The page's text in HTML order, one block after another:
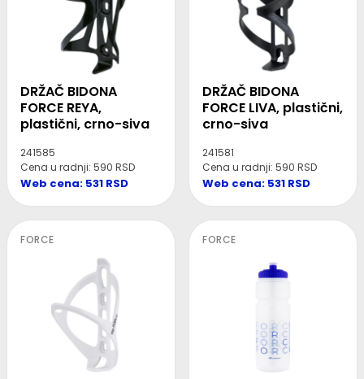
DRŽAČ BIDONA
FORCE REYA,
plastični, crno-siva
241585
Cena u radnji: 590 RSD
Web cena: 531 RSD
DRŽAČ BIDONA
FORCE LIVA, plastični,
crno-siva
241581
Cena u radnji: 590 RSD
Web cena: 531 RSD
FORCE FORCE